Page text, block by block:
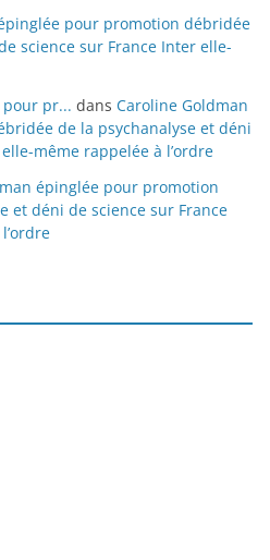
pour promotion débridée
science sur France Inter elle-
pr... dans Caroline Goldman
de la psychanalyse et déni
même rappelée à l’ordre
épinglée pour promotion
et déni de science sur France